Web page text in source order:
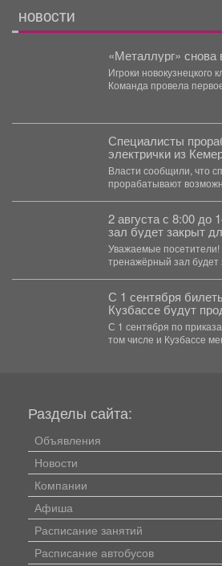
НОВОСТИ
«Металлург» снова
Игроки новокузнецкого
Команда провела
Специалисты
электрички из
- подробности
Власти сообщили, что
прорабатывают
2 августа с 8:00 до
зал будет закрыт
плановой
Уважаемые посетители! 2 августа с 8:00 до 14:00
тренажёрный зал будет
С 1 сентября
Кузбассе будут
С 1 сентября по
том числе и Кузбассе
Разделы сайта:
Объявления
Новости
Компании
Афиша
Расписание занятий
Расписание автобусов